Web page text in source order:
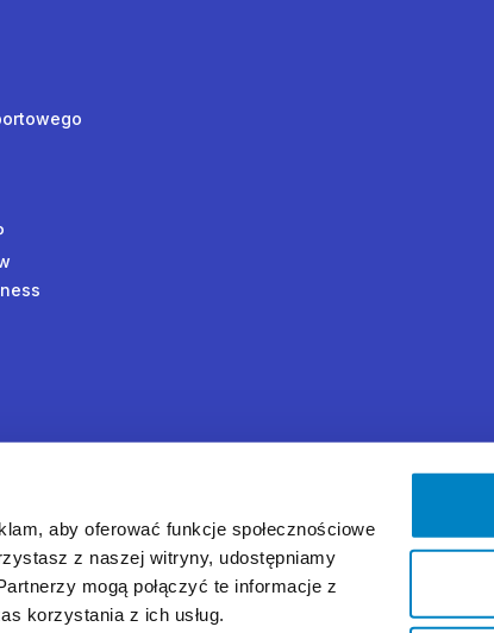
aby oferować funkcje społecznościowe
z naszej witryny, udostępniamy
mogą połączyć te informacje z
korzystania z ich usług.